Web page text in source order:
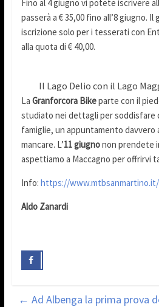
Fino al 4 giugno vi potete iscrivere
passerà a € 35,00 fino all’8 giugno. Il
iscrizione solo per i tesserati con
alla quota di € 40,00.
Il Lago Delio con il Lago
La Granforcora Bikeparte con il
studiato nei dettagli per soddisfare
famiglie, un appuntamento davvero
mancare. L’11 giugnonon prendete
aspettiamo a Maccagno per offrirvi
Info: https://
Aldo Zanardi
← Ad Albenga la prima prova